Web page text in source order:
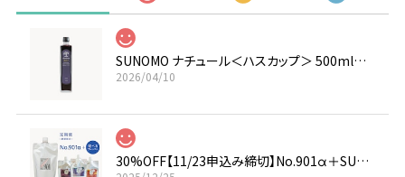
SUNOMO ナチュール＜ハスカップ＞ 500ml 原液タイプ
2026/04/10
30%OFF【11/23申込み締切】No.901α＋SUNOMO定期便